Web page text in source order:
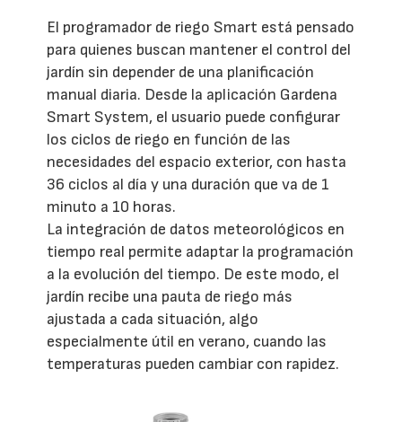
El programador de riego Smart está pensado
para quienes buscan mantener el control del
jardín sin depender de una planificación
manual diaria. Desde la aplicación Gardena
Smart System, el usuario puede configurar
los ciclos de riego en función de las
necesidades del espacio exterior, con hasta
36 ciclos al día y una duración que va de 1
minuto a 10 horas.
La integración de datos meteorológicos en
tiempo real permite adaptar la programación
a la evolución del tiempo. De este modo, el
jardín recibe una pauta de riego más
ajustada a cada situación, algo
especialmente útil en verano, cuando las
temperaturas pueden cambiar con rapidez.